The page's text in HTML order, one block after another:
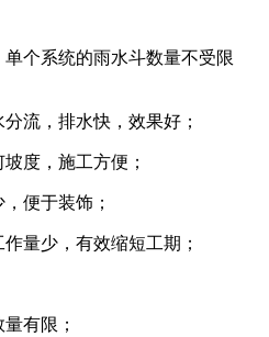
个系统的雨水斗数量不受限
流，排水快，效果好；
度，施工方便；
便于装饰；
量少，有效缩短工期；
有限；